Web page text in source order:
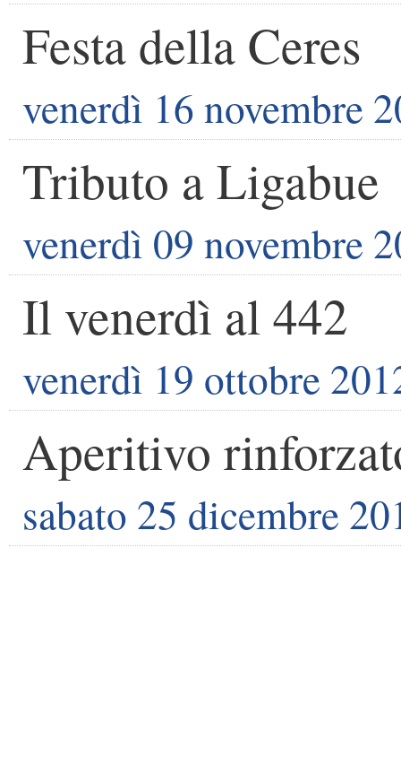
Festa della Ceres
venerdì 16 novembre
Tributo a Ligabue
venerdì 09 novembre
Il venerdì al 442
venerdì 19 ottobre
Aperitivo
sabato 25 dicembre